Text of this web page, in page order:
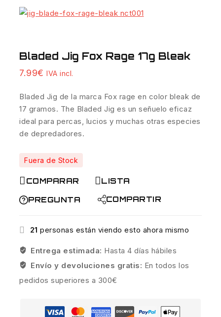
Bladed Jig Fox Rage 17g Bleak
7.99€ IVA incl.
Bladed Jig de la marca Fox rage en color bleak de
17 gramos. The Bladed Jig es un señuelo eficaz
ideal para percas, lucios y muchas otras especies
de depredadores.
Fuera de Stock
COMPARAR
LISTA
PREGUNTA
COMPARTIR
21 personas están viendo esto ahora mismo
Entrega estimada: Hasta 4 días hábiles
Envío y devoluciones gratis: En todos los
pedidos superiores a 300€